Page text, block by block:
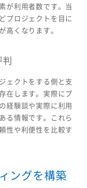
が利用者数です。当
プロジェクトを目に
高くなります。
ェクトをする側と支
在します。実際にプ
経験談や実際に利用
る情報です。これら
性や利便性を比較す
ングを構築